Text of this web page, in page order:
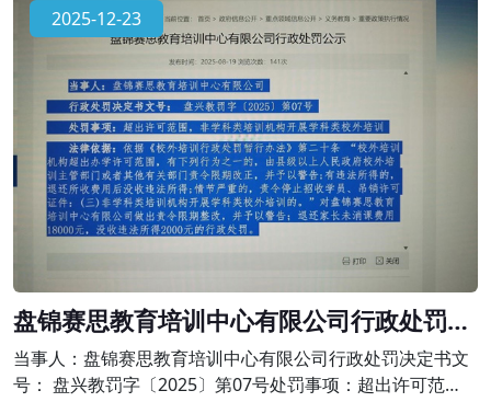
2025-12-23
盘锦赛思教育培训中心有限公司行政处罚公
示
当事人：盘锦赛思教育培训中心有限公司行政处罚决定书文
号： 盘兴教罚字〔2025〕第07号处罚事项：超出许可范